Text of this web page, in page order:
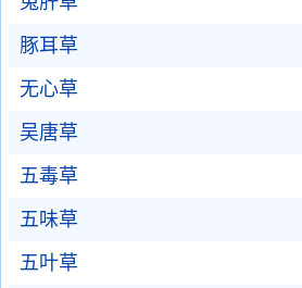
豚耳草
无心草
吴唐草
五毒草
五味草
五叶草